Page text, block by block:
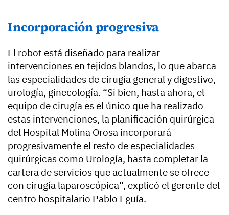
Incorporación progresiva
El robot está diseñado para realizar
intervenciones en tejidos blandos, lo que abarca
las especialidades de cirugía general y digestivo,
urología, ginecología. “Si bien, hasta ahora, el
equipo de cirugía es el único que ha realizado
estas intervenciones, la planificación quirúrgica
del Hospital Molina Orosa incorporará
progresivamente el resto de especialidades
quirúrgicas como Urología, hasta completar la
cartera de servicios que actualmente se ofrece
con cirugía laparoscópica”, explicó el gerente del
centro hospitalario Pablo Eguía.